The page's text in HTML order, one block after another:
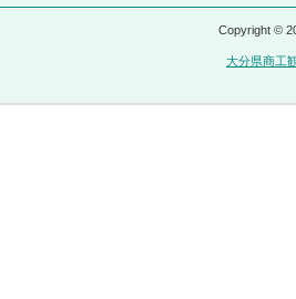
Copyright ©
大分県商工